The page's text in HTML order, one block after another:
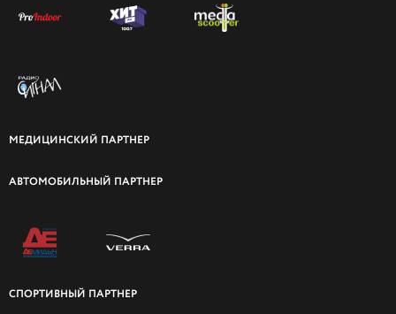
МЕДИЦИНСКИЙ ПАРТНЕР
АВТОМОБИЛЬНЫЙ ПАРТНЕР
СПОРТИВНЫЙ ПАРТНЕР